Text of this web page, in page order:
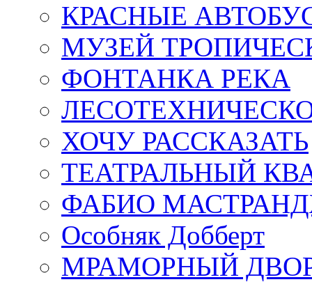
КРАСНЫЕ
МУЗЕЙ
ФОНТАНКА РЕКА
ХОЧУ РАССКАЗАТЬ
ТЕАТРАЛЬНЫЙ
ФАБИО
Особняк Добберт
МРАМОРНЫЙ